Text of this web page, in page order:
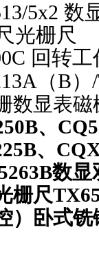
5x2 数
光栅尺
回转工
（B
数显表
、
、
数
栅尺
）卧式